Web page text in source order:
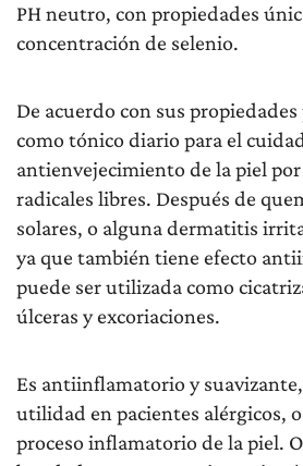
PH neutro, con propiedades
concentración de selenio.
De acuerdo con sus
como tónico diario para el
antienvejecimiento de la piel
radicales libres. Después de
solares, o alguna dermatitis
ya que también tiene efecto
puede ser utilizada como
úlceras y excoriaciones.
Es antiinflamatorio y
utilidad en pacientes alérgicos,
proceso inflamatorio de la piel.